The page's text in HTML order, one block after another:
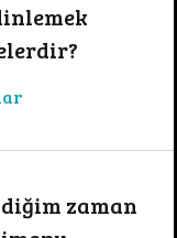
zaman